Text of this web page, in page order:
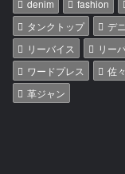
denim
fashion
タンクトップ
デ
リーバイス
リー
ワードプレス
佐
革ジャン